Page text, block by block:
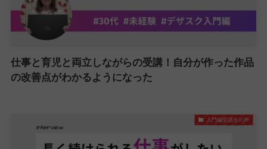
仕事と育児と両立しながらの受講！自分が作った作品
の改善点がわかるようになった
入門編受講生の声